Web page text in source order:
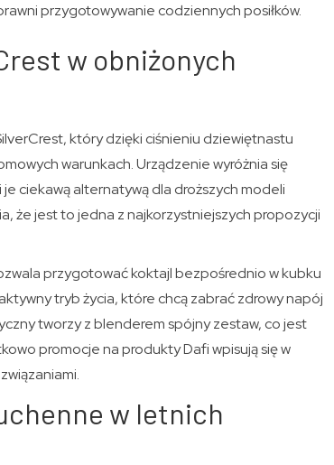
przygotowywanie codziennych posiłków.
w obniżonych
który dzięki ciśnieniu dziewiętnastu
warunkach. Urządzenie wyróżnia się
ciekawą alternatywą dla droższych modeli
że jest to jedna z najkorzystniejszych propozycji
przygotować koktajl bezpośrednio w kubku
tryb życia, które chcą zabrać zdrowy napój
tworzy z blenderem spójny zestaw, co jest
promocje na produkty Dafi wpisują się w
w letnich